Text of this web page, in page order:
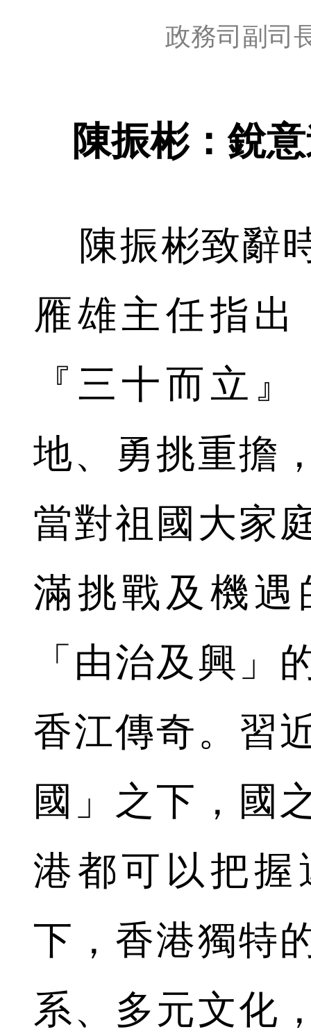
政務司副司
陳振彬：銳
陳振彬致辭
雁雄主任指
『三十而立
地、勇挑重擔
當對祖國大家
滿挑戰及機
「由治及興」
香江傳奇。習
國」之下，國
港都可以把
下，香港獨特
系、多元文化